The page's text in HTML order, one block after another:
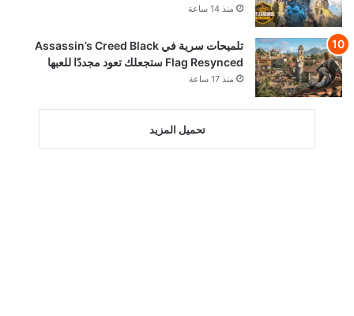
منذ 14 ساعة
تلميحات سرية في Assassin’s Creed Black
Flag Resynced ستجعلك تعود مجددًا للعبها
منذ 17 ساعة
تحميل المزيد